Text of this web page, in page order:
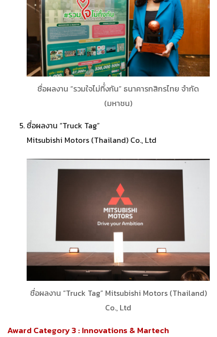
ชื่อผลงาน “รวมใจไม่ทิ้่งกัน” ธนาคารกสิกรไทย จํากัด
(มหาชน)
ชื่อผลงาน “Truck Tag”
Mitsubishi Motors (Thailand) Co., Ltd
ชื่อผลงาน “Truck Tag” Mitsubishi Motors (Thailand)
Co., Ltd
Award Category 3 : Innovations & Martech